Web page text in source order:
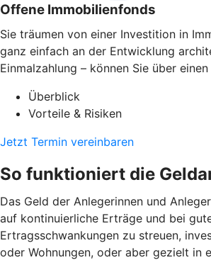
Offene Immobilienfonds
Sie träumen von einer Investition in
ganz einfach an der Entwicklung
Einmalzahlung – können Sie über
Überblick
Vorteile & Risiken
Jetzt Termin vereinbaren
So funktioniert die
Das Geld der Anlegerinnen und
auf kontinuierliche Erträge und bei
Ertragsschwankungen zu streuen,
oder Wohnungen, oder aber gezielt in